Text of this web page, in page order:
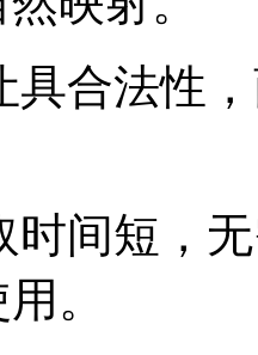
具合法性
时间短，
。